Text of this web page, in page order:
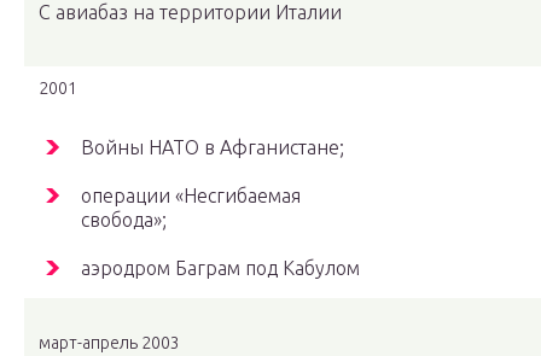
С авиабаз на территории Италии
2001
Войны НАТО в Афганистане;
операции «Несгибаемая
свобода»;
аэродром Баграм под Кабулом
март-апрель 2003